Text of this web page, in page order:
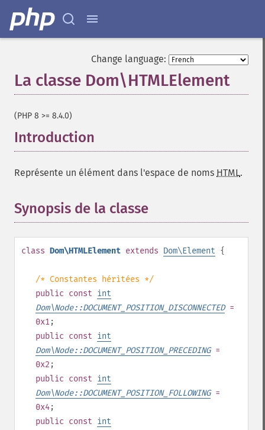
Change language:
La classe Dom\HTMLElement
(PHP 8 >= 8.4.0)
Introduction
Représente un élément dans l'espace de noms HTML.
Synopsis de la classe
class Dom\HTMLElement extends Dom\Element {
/* Constantes héritées */
public const int
Dom\Node::DOCUMENT_POSITION_DISCONNECTED=
0x1;
public const int
Dom\Node::DOCUMENT_POSITION_PRECEDING=
0x2 ;
public const int
Dom\Node::DOCUMENT_POSITION_FOLLOWING=
0x4;
public const int